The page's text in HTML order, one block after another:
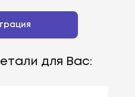
для Вас: